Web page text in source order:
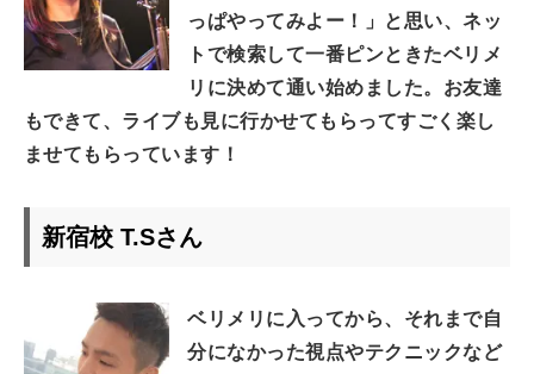
っぱやってみよー！」と思い、ネッ
トで検索して一番ピンときたベリメ
リに決めて通い始めました。お友達
もできて、ライブも見に行かせてもらってすごく楽し
ませてもらっています！
新宿校 T.Sさん
ベリメリに入ってから、それまで自
分になかった視点やテクニックなど